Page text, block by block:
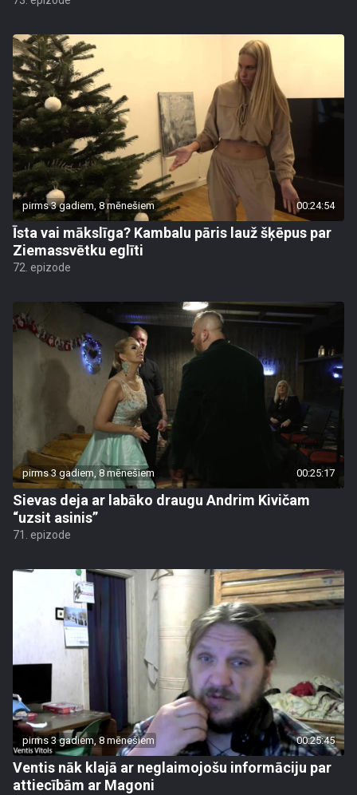
pirms 3 gadiem, 8 mēnešiem 00:24:54
Īsta vai mākslīga? Kambalu pāris lauž šķēpus par
Ziemassvētku eglīti
72. epizode
pirms 3 gadiem, 8 mēnešiem 00:25:17
Sievas deja ar labāko draugu Andrim Kivičam
“uzsit asinis”
71. epizode
pirms 3 gadiem, 8 mēnešiem 00:25:45
Ventis nāk klajā ar neglaimojošu informāciju par
attiecībām ar Magoni